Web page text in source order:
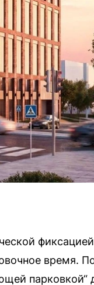
время.
парковкой“